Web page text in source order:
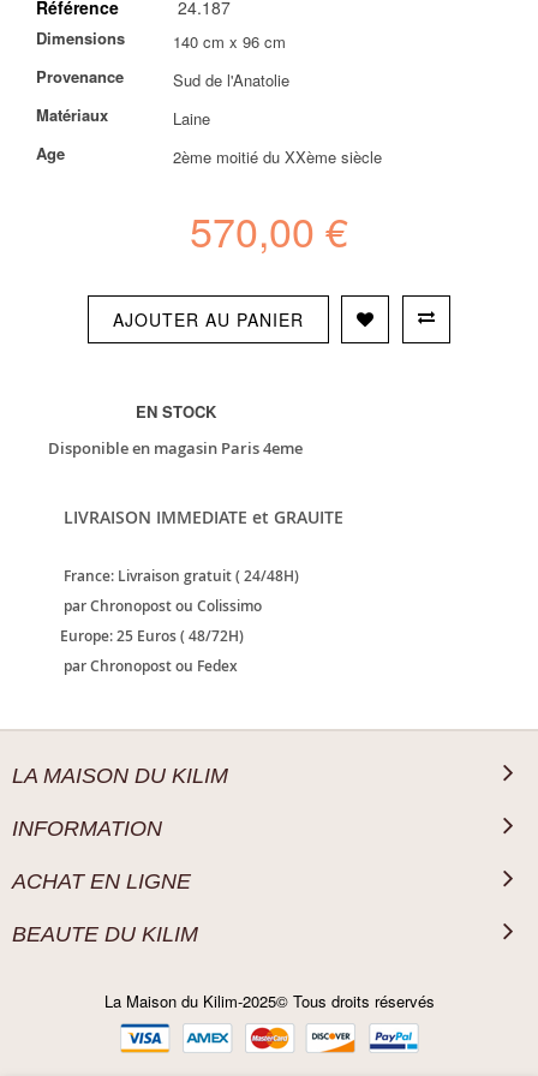
images
gallery
Référence 24.187
Plus
d’information
Dimensions
140 cm x 96 cm
Provenance
Sud de l'Anatolie
Matériaux
Laine
Age
2ème moitié du XXème siècle
570,00 €
AJOUTER AU PANIER
EN STOCK
Disponible en magasin Paris 4eme
LIVRAISON IMMEDIATE et GRAUITE
France: Livraison gratuit ( 24/48H)
par Chronopost ou Colissimo
Europe: 25 Euros ( 48/72H)
par Chronopost ou Fedex
LA MAISON DU KILIM
INFORMATION
ACHAT EN LIGNE
BEAUTE DU KILIM
La Maison du Kilim-2025© Tous droits réservés